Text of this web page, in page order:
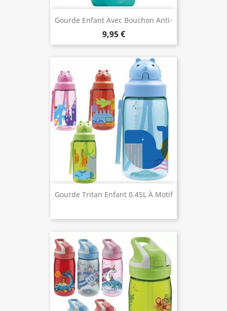
Gourde Enfant Avec Bouchon Anti-
Fuite, 430 Ml
9,95 €
Gourde Tritan Enfant 0.45L À Motif